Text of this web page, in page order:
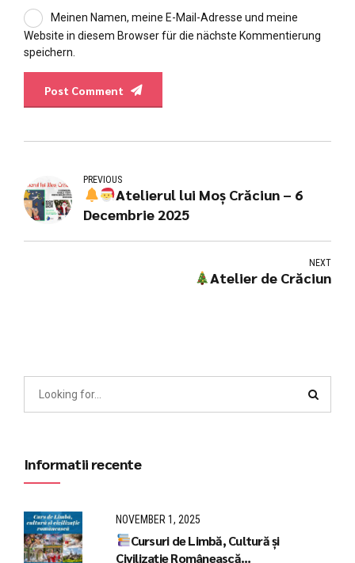
Meinen Namen, meine E-Mail-Adresse und meine
Website in diesem Browser für die nächste Kommentierung
speichern.
Post Comment
PREVIOUS
Atelierul lui Moș Crăciun – 6
Decembrie 2025
NEXT
Atelier de Crăciun
Informatii recente
NOVEMBER 1, 2025
Cursuri de Limbă, Cultură și
Civilizație Românească